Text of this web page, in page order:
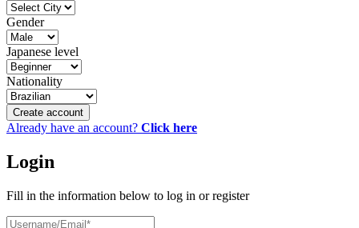
Gender
Japanese level
Nationality
Create account
Already have an account? Click here
Login
Fill in the information below to log in or register